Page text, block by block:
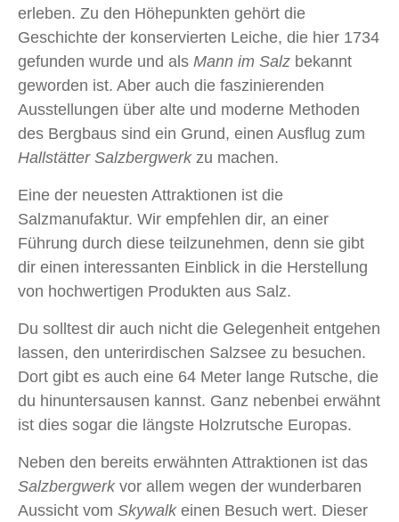
erleben. Zu den Höhepunkten gehört die
Geschichte der konservierten Leiche, die hier 1734
gefunden wurde und als Mann im Salz bekannt
geworden ist. Aber auch die faszinierenden
Ausstellungen über alte und moderne Methoden
des Bergbaus sind ein Grund, einen Ausflug zum
Hallstätter Salzbergwerkzu machen.
Eine der neuesten Attraktionen ist die
Salzmanufaktur. Wir empfehlen dir, an einer
Führung durch diese teilzunehmen, denn sie gibt
dir einen interessanten Einblick in die Herstellung
von hochwertigen Produkten aus Salz.
Du solltest dir auch nicht die Gelegenheit entgehen
lassen, den unterirdischen Salzsee zu besuchen.
Dort gibt es auch eine 64 Meter lange Rutsche, die
du hinuntersausen kannst. Ganz nebenbei erwähnt
ist dies sogar die längste Holzrutsche Europas.
Neben den bereits erwähnten Attraktionen ist das
Salzbergwerkvor allem wegen der wunderbaren
Aussicht vom Skywalkeinen Besuch wert. Dieser